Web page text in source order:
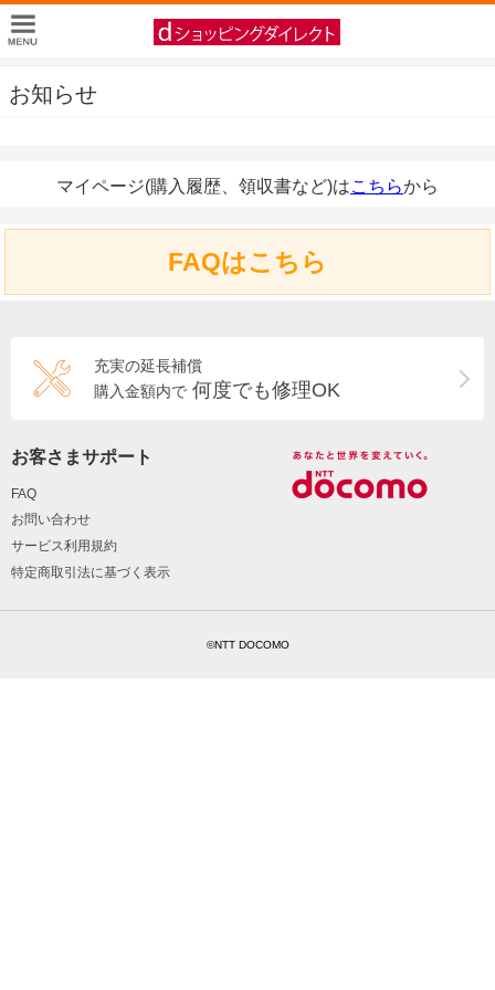
お知らせ
マイページ(購入履歴、領収書など)はこちらから
FAQはこちら
充実の延長補償
購入金額内で 何度でも修理OK
お客さまサポート
FAQ
お問い合わせ
サービス利用規約
特定商取引法に基づく表示
©NTT DOCOMO